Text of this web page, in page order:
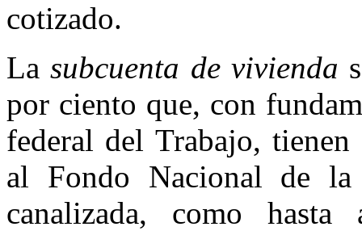
cotizado.
Lasubcuenta de vivienda
por ciento que, con
federal del Trabajo,
al Fondo Nacional de la
canalizada, como